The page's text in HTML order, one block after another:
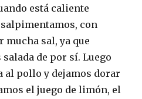
está caliente
con
mucha sal, ya que
de por sí. Luego
al pollo y dejamos dorar
el juego de limón, el